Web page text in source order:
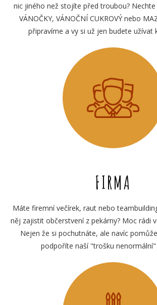
nic jiného než stojíte před troubou? Nechte
VÁNOČKY, VÁNOČNÍ CUKROVÝ nebo
připravíme a vy si už jen budete užívat
FIRMA
Máte firemní večírek, raut nebo
něj zajistit občerstvení z pekárny? Moc rádi
Nejen že si pochutnáte, ale navíc
podpoříte naší "trošku nenormální"